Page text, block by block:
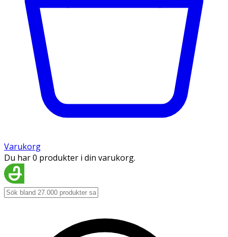
Varukorg
Du har 0 produkter i din varukorg.